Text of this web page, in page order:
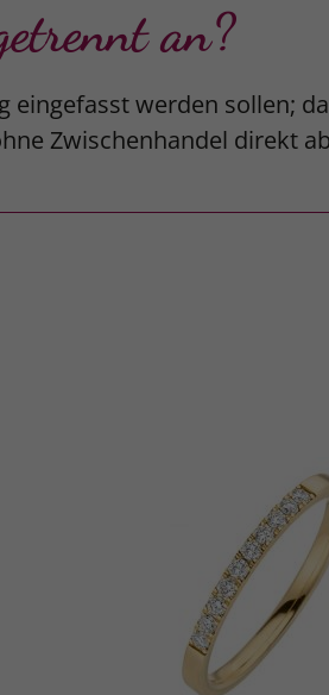
an?
eingefasst werden sollen;
Zwischenhandel direkt